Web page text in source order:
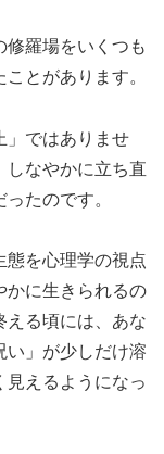
修羅場をいくつも
とがあります。
」ではありませ
しなやかに立ち直
たのです。
態を心理学の視点
かに生きられるの
える頃には、あな
い」が少しだけ溶
見えるようになっ